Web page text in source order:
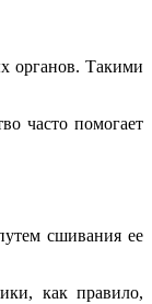
органов. Такими
часто помогает
сшивания ее
как правило,